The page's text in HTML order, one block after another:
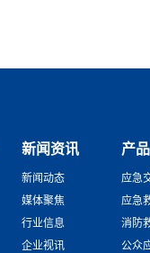
新闻资讯
新闻动态
媒体聚焦
行业信息
企业视讯
产
应急
应急
消防
公众